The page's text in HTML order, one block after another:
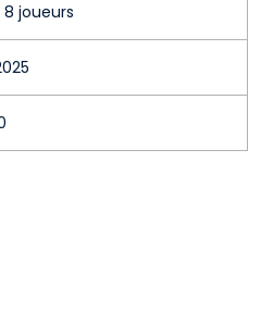
8 joueurs